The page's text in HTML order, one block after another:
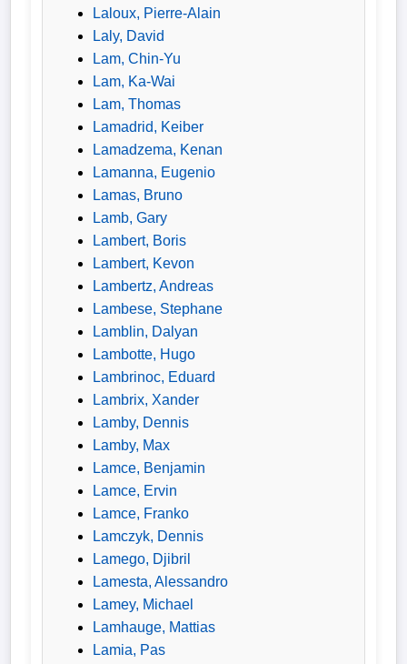
Laloux, Pierre-Alain
Laly, David
Lam, Chin-Yu
Lam, Ka-Wai
Lam, Thomas
Lamadrid, Keiber
Lamadzema, Kenan
Lamanna, Eugenio
Lamas, Bruno
Lamb, Gary
Lambert, Boris
Lambert, Kevon
Lambertz, Andreas
Lambese, Stephane
Lamblin, Dalyan
Lambotte, Hugo
Lambrinoc, Eduard
Lambrix, Xander
Lamby, Dennis
Lamby, Max
Lamce, Benjamin
Lamce, Ervin
Lamce, Franko
Lamczyk, Dennis
Lamego, Djibril
Lamesta, Alessandro
Lamey, Michael
Lamhauge, Mattias
Lamia, Pas